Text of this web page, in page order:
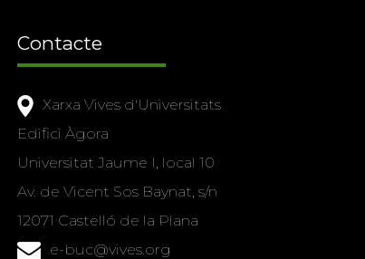
Contacte
Xarxa Vives d'Universitats
Edifici Àgora
Universitat Jaume I, local 10
Av. de Vicent Sos Baynat, s/n
12071 Castelló de la Plana
e-buc@vives.org